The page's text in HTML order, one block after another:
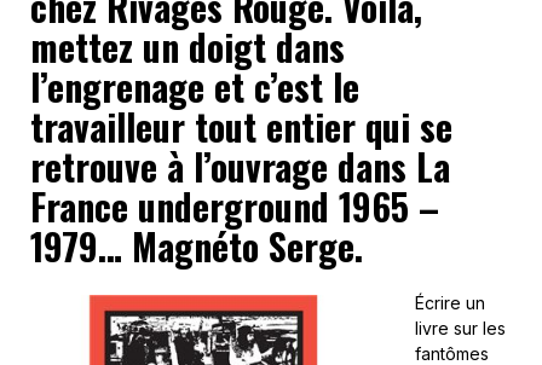
mettez un doigt dans
l’engrenage et c’est le
travailleur tout entier qui se
retrouve à l’ouvrage dans La
France underground 1965 –
1979… Magnéto Serge.
Écrire un
livre sur les
fantômes